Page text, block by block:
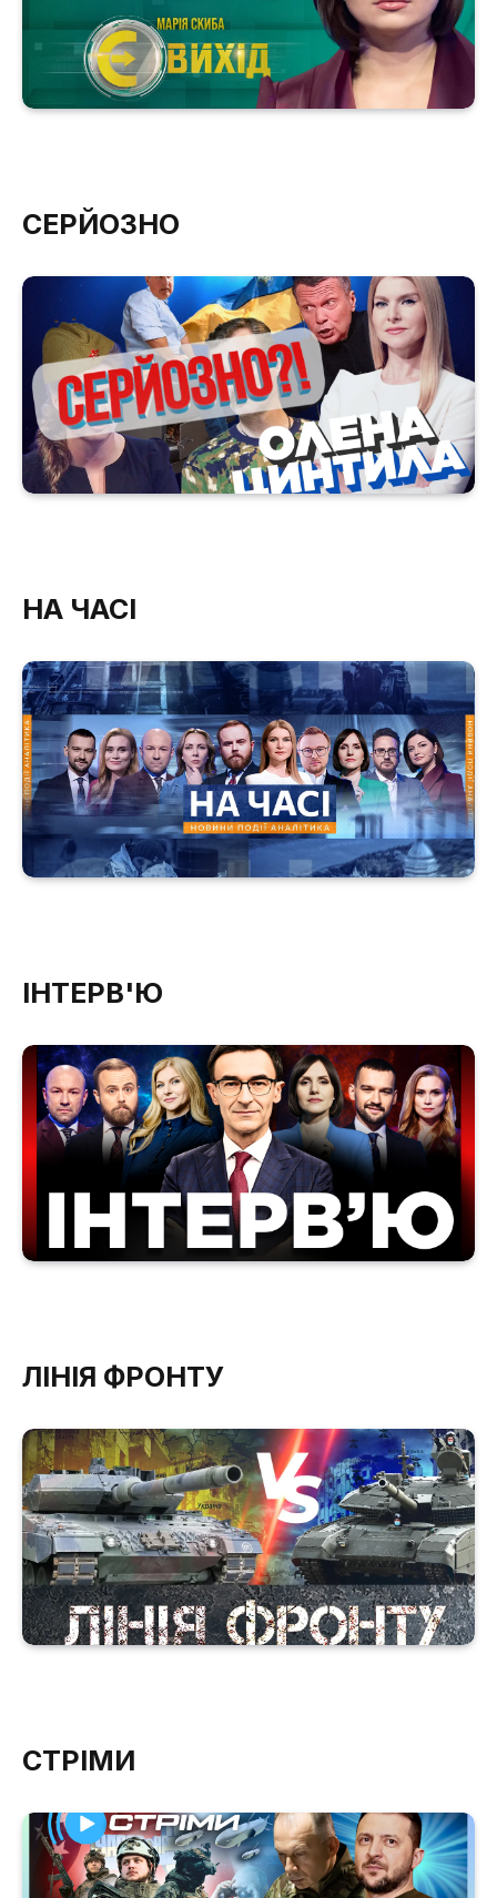
СЕРЙОЗНО
НА ЧАСІ
ІНТЕРВ'Ю
ЛІНІЯ ФРОНТУ
СТРІМИ